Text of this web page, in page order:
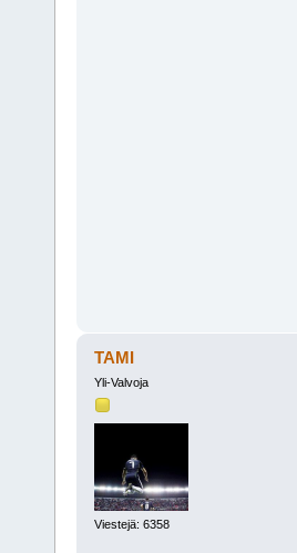
TAMI
Yli-Valvoja
Viestejä: 6358